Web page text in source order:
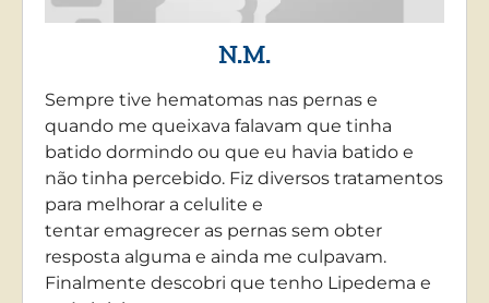
N.M.
Sempre tive hematomas nas pernas e
quando me queixava falavam que tinha
batido dormindo ou que eu havia batido e
não tinha percebido. Fiz diversos tratamentos
para melhorar a celulite e
tentar emagrecer as pernas sem obter
resposta alguma e ainda me culpavam.
Finalmente descobri que tenho Lipedema e